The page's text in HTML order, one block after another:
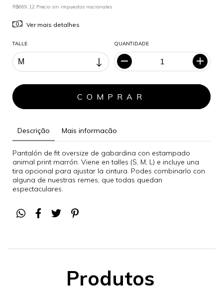
R$669,12 Precio sin impuestos nacionales
Ver mais detalhes
TALLE QUANTIDADE
Descrição Mais informacão
Pantalón de fit oversize de gabardina con estampado
animal print marrón. Viene en talles (S, M, L) e incluye una
tira opcional para ajustar la cintura. Podes combinarlo con
alguna de nuestras remes, que todas quedan
espectaculares.
Produtos